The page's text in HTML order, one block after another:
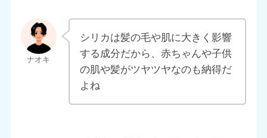
シリカは髪の毛や肌に大きく影響
する成分だから、赤ちゃんや子供
の肌や髪がツヤツヤなのも納得だ
よね